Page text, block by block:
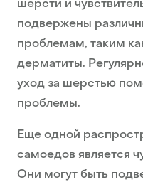
шерсти и
подвержены
проблемам, таким
дерматиты.
уход за шерстью
проблемы.
Еще одной
самоедов является
Они могут быть